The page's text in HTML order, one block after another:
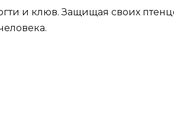
и клюв. Защищая своих